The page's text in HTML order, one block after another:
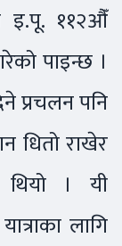
इ.पू. ११२औँ
पाइन्छ ।
प्रचलन पनि
धितो राखेर
। यी
लागि